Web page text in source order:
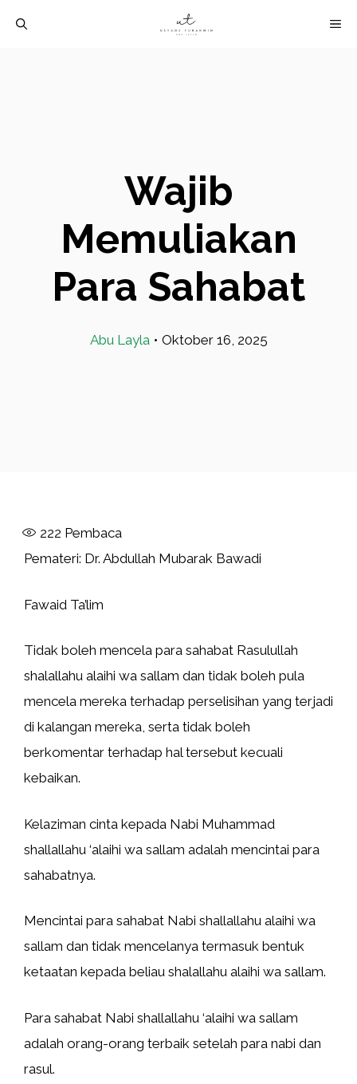
Wajib
Memuliakan
Para Sahabat
Abu Layla • Oktober 16, 2025
222 Pembaca
Pemateri: Dr. Abdullah Mubarak Bawadi
Fawaid Ta’lim
Tidak boleh mencela para sahabat Rasulullah
shalallahu alaihi wa sallam dan tidak boleh pula
mencela mereka terhadap perselisihan yang terjadi
di kalangan mereka, serta tidak boleh
berkomentar terhadap hal tersebut kecuali
kebaikan.
Kelaziman cinta kepada Nabi Muhammad
shallallahu ‘alaihi wa sallam adalah mencintai para
sahabatnya.
Mencintai para sahabat Nabi shallallahu alaihi wa
sallam dan tidak mencelanya termasuk bentuk
ketaatan kepada beliau shalallahu alaihi wa sallam.
Para sahabat Nabi shallallahu ‘alaihi wa sallam
adalah orang-orang terbaik setelah para nabi dan
rasul.